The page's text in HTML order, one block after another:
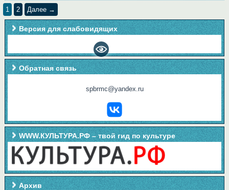
1 2 Далее →
Версия для слабовидящих
Обратная связь
spbrmc@yandex.ru
WWW.КУЛЬТУРА.РФ – твой гид по культуре
Архив